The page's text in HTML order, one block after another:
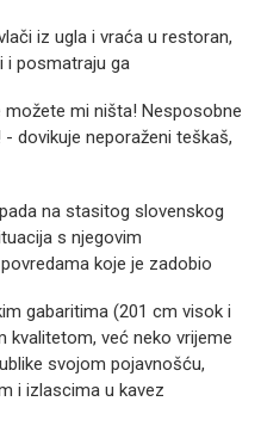
iz ugla i vraća u restoran,
i posmatraju ga
mi ništa! Nesposobne
dovikuje neporaženi teškaš,
na stasitog slovenskog
s njegovim
koje je zadobio
gabaritima (201 cm visok i
kvalitetom, već neko vrijeme
svojom pojavnošću,
i izlascima u kavez